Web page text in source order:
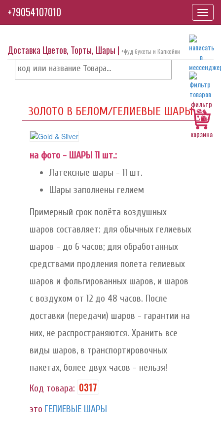
фильтр
корзина
Доставка Цветов, Торты, Шары | +фуд букеты и Капкейки
ЗОЛОТО В БЕЛОМ/ГЕЛИЕВЫЕ ШАРЫ
на фото - ШАРЫ 11 шт.:
Латексные шары - 11 шт.
Шары заполнены гелием
Примерный срок полёта воздушных
шаров составляет: для обычных гелиевых
шаров - до 6 часов; для обработанных
средствами продления полета гелиевых
шаров и фольгированных шаров, и шаров
с воздухом от 12 до 48 часов. После
доставки (передачи) шаров - гарантии на
них, не распространяются. Хранить все
виды шаров, в транспортировочных
пакетах, более двух часов - нельзя!
Код товара: 0317
это ГЕЛИЕВЫЕ ШАРЫ
+79054107010